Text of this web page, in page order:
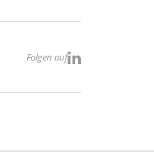
Folgen auf